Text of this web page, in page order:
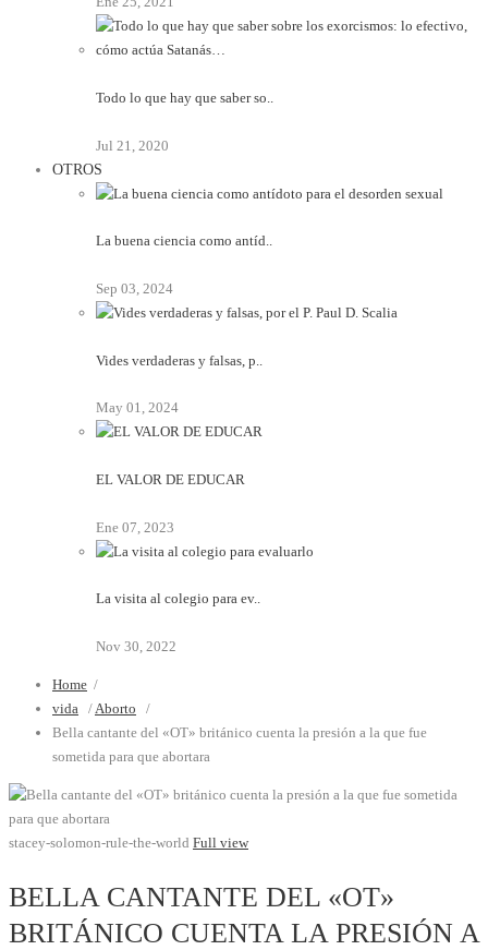
Todo lo que hay que saber so..
Jul 21, 2020
OTROS
La buena ciencia como antíd..
Sep 03, 2024
Vides verdaderas y falsas, p..
May 01, 2024
EL VALOR DE EDUCAR
Ene 07, 2023
La visita al colegio para ev..
Nov 30, 2022
Home /
vida /Aborto /
Bella cantante del «OT» británico cuenta la presión a la que fue
sometida para que abortara
stacey-solomon-rule-the-world Full view
BELLA CANTANTE DEL «OT»
BRITÁNICO CUENTA LA PRESIÓN A